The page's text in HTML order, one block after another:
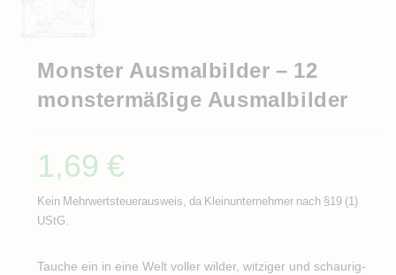
Monster Ausmalbilder – 12
monstermäßige Ausmalbilder
1,69€
Kein Mehrwertsteuerausweis, da Kleinunternehmer nach §19 (1)
UStG.
Tauche ein in eine Welt voller wilder, witziger und schaurig-